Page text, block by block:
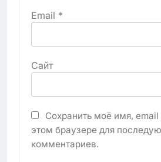
Email *
Сайт
Сохранить моё имя, email
этом браузере для
комментариев.